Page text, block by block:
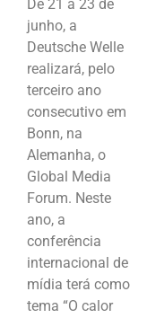
De 21 a 23 de
junho, a
Deutsche Welle
realizará, pelo
terceiro ano
consecutivo em
Bonn, na
Alemanha, o
Global Media
Forum. Neste
ano, a
conferência
internacional de
mídia terá como
tema “O calor